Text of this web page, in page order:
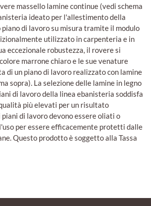
massello lamine continue (vedi schema
ideato per l'allestimento della
di lavoro su misura tramite il modulo
utilizzato in carpenteria e in
eccezionale robustezza, il rovere si
marrone chiaro e le sue venature
di un piano di lavoro realizzato con lamine
sopra). La selezione delle lamine in legno
di lavoro della linea ebanisteria soddisfa
più elevati per un risultato
di lavoro devono essere oliati o
per essere efficacemente protetti dalle
Questo prodotto è soggetto alla Tassa